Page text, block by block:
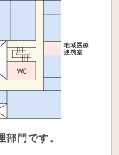
門です。